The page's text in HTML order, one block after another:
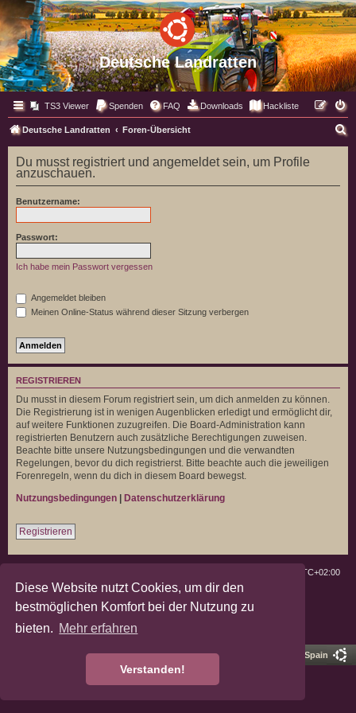
Diese Website nutzt Cookies, um dir den
bestmöglichen Komfort bei der Nutzung zu
bieten. Mehr erfahren
Verstanden!
Deutsche Landratten
TS3 Viewer Spenden FAQ Downloads Hackliste
Deutsche Landratten Foren-Übersicht
u
Du musst registriert und angemeldet sein, um Profile
anzuschauen.
Benutzername:
Passwort:
Ich habe mein Passwort vergessen
Angemeldet bleiben
Meinen Online-Status während dieser Sitzung verbergen
REGISTRIEREN
Du musst in diesem Forum registriert sein, um dich anmelden zu können.
Die Registrierung ist in wenigen Augenblicken erledigt und ermöglicht dir,
auf weitere Funktionen zuzugreifen. Die Board-Administration kann
registrierten Benutzern auch zusätzliche Berechtigungen zuweisen.
Beachte bitte unsere Nutzungsbedingungen und die verwandten
Regelungen, bevor du dich registrierst. Bitte beachte auch die jeweiligen
Forenregeln, wenn du dich in diesem Board bewegst.
Nutzungsbedingungen | Datenschutzerklärung
Registrieren
UTC+02:00
Powered by phpBB ® Forum Software © phpBB Limited
phpBB.de
Datenschutz
Pro Ubuntu Lucid Style Ported 3.3 by phpBB Spain